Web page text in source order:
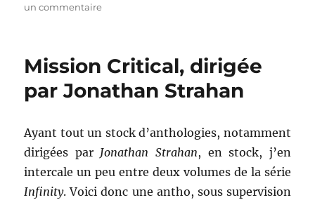
un commentairesur
par
Strahan
Mission Critical, dirigée
par Jonathan Strahan
Ayant tout un stock d’anthologies, notamment
dirigées par Jonathan Strahan, en stock, j’en
intercale un peu entre deux volumes de la série
Infinity. Voici donc une antho, sous supervision